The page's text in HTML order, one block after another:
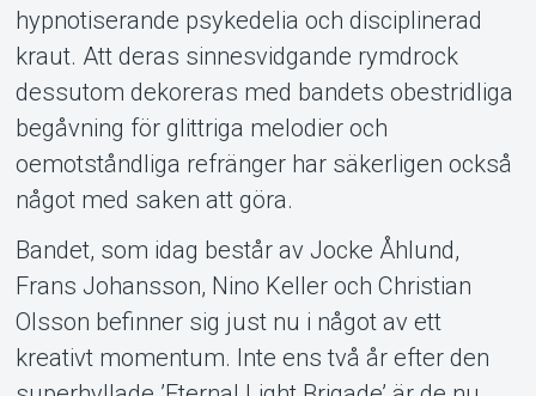
hypnotiserande psykedelia och disciplinerad
kraut. Att deras sinnesvidgande rymdrock
dessutom dekoreras med bandets obestridliga
begåvning för glittriga melodier och
oemotståndliga refränger har säkerligen också
något med saken att göra.
Bandet, som idag består av Jocke Åhlund,
Frans Johansson, Nino Keller och Christian
Olsson befinner sig just nu i något av ett
kreativt momentum. Inte ens två år efter den